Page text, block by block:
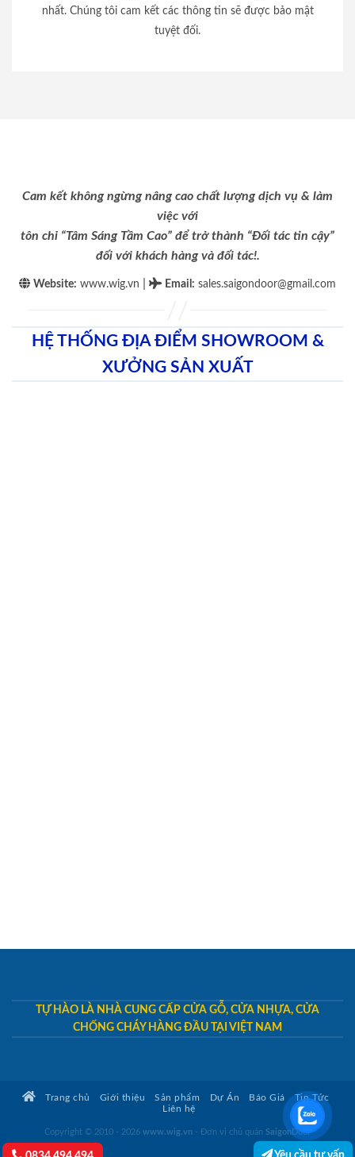
nhất. Chúng tôi cam kết các thông tin sẽ được bảo mật
tuyệt đối.
Cam kết không ngừng nâng cao chất lượng dịch vụ & làm
việc với
tôn chỉ “Tâm Sáng Tầm Cao” để trở thành “Đối tác tin cậy”
đối với khách hàng và đối tác!.
Website: www.wig.vn Email : sales.saigondoor@gmail.com
HỆ THỐNG ĐỊA ĐIỂM SHOWROOM &
XƯỞNG SẢN XUẤT
TỰ HÀO LÀ NHÀ CUNG CẤP CỬA GỖ, CỬA NHỰA, CỬA
CHỐNG CHÁY HÀNG ĐẦU TẠI VIỆT NAM
Trang chủ Giới thiệu Sản phẩm Dự Án Báo Giá
Tin Tức
Liên hệ
Copyright © 2010 - 2026 www.wig.vn - Đơn vị chủ quản SaigonDoor